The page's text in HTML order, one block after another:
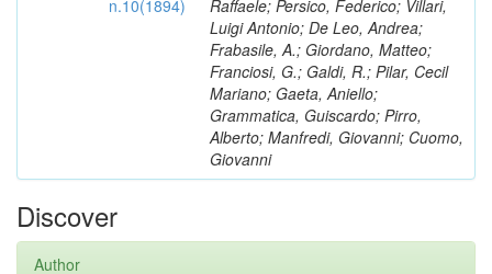
n.10(1894)
Raffaele; Persico, Federico; Villari,
Luigi Antonio; De Leo, Andrea;
Frabasile, A.; Giordano, Matteo;
Franciosi, G.; Galdi, R.; Pilar, Cecil
Mariano; Gaeta, Aniello;
Grammatica, Guiscardo; Pirro,
Alberto; Manfredi, Giovanni; Cuomo,
Giovanni
Discover
Author